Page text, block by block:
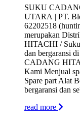
SUKU
UTARA | PT.
62202518
merupakan
HITACHI /
dan bergaransi
CADANG
Kami Menjual
Spare part Alat
bergaransi dan
read more